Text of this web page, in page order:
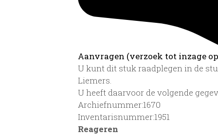
Aanvragen (verzoek tot inzage
U kunt dit stuk raadplegen in de
Liemers.
U heeft daarvoor de volgende
Archiefnummer:1670
Inventarisnummer:1951
Reageren